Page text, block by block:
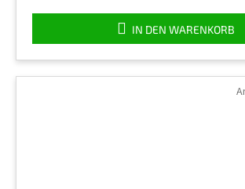
IN DEN WARENKORB